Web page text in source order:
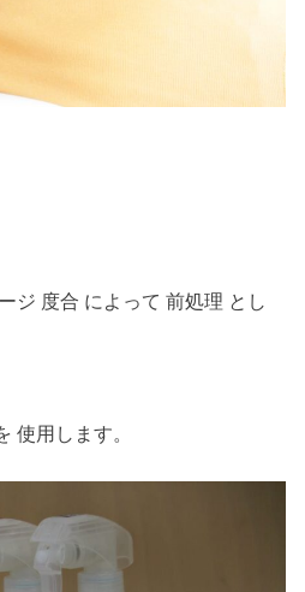
ジ 度合 によって 前処理 とし
使用します。